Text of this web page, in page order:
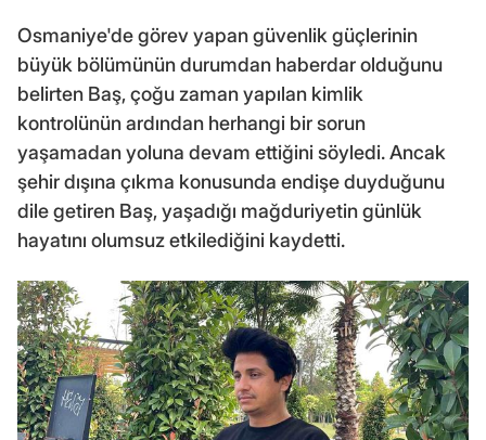
Osmaniye'de görev yapan güvenlik güçlerinin
büyük bölümünün durumdan haberdar olduğunu
belirten Baş, çoğu zaman yapılan kimlik
kontrolünün ardından herhangi bir sorun
yaşamadan yoluna devam ettiğini söyledi. Ancak
şehir dışına çıkma konusunda endişe duyduğunu
dile getiren Baş, yaşadığı mağduriyetin günlük
hayatını olumsuz etkilediğini kaydetti.